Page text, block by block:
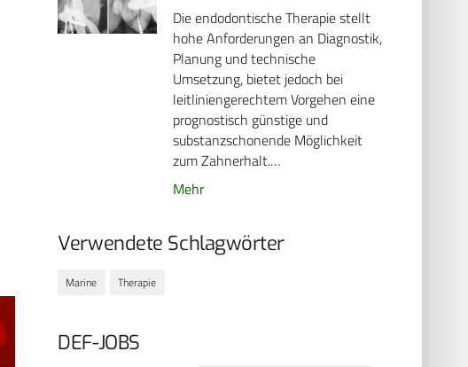
Die endodontische Therapie stellt
hohe Anforderungen an Diagnostik,
Planung und technische
Umsetzung, bietet jedoch bei
leitliniengerechtem Vorgehen eine
prognostisch günstige und
substanzschonende Möglichkeit
zum Zahnerhalt.…
Mehr
Verwendete Schlagwörter
Marine Therapie
DEF-JOBS